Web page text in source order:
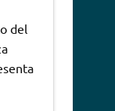
del